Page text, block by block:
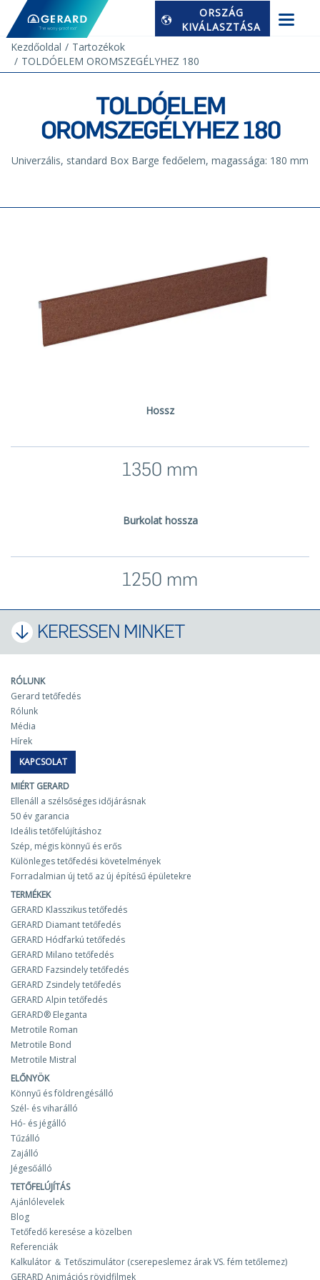
ORSZÁG
KIVÁLASZTÁSA
Kezdőoldal
Tartozékok
TOLDÓELEM OROMSZEGÉLYHEZ 180
TOLDÓELEM
OROMSZEGÉLYHEZ 180
Univerzális, standard Box Barge fedőelem, magassága: 180 mm
Hossz
1350 mm
Burkolat hossza
1250 mm
KERESSEN MINKET
RÓLUNK
Gerard tetőfedés
Rólunk
Média
Hírek
KAPCSOLAT
MIÉRT GERARD
Ellenáll a szélsőséges időjárásnak
50 év garancia
Ideális tetőfelújításhoz
Szép, mégis könnyű és erős
Különleges tetőfedési követelmények
Forradalmian új tető az új építésű épületekre
TERMÉKEK
GERARD Klasszikus tetőfedés
GERARD Diamant tetőfedés
GERARD Hódfarkú tetőfedés
GERARD Milano tetőfedés
GERARD Fazsindely tetőfedés
GERARD Zsindely tetőfedés
GERARD Alpin tetőfedés
GERARD® Eleganta
Metrotile Roman
Metrotile Bond
Metrotile Mistral
ELŐNYÖK
Könnyű és földrengésálló
Szél- és viharálló
Hó- és jégálló
Tűzálló
Zajálló
Jégesőálló
TETŐFELÚJÍTÁS
Ajánlólevelek
Blog
Tetőfedő keresése a közelben
Referenciák
Kalkulátor ＆ Tetőszimulátor (cserepeslemez árak VS. fém tetőlemez)
GERARD Animációs rövidfilmek